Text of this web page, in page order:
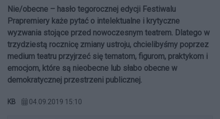
Nie/obecne – hasło tegorocznej edycji Festiwalu
Prapremiery każe pytać o intelektualne i krytyczne
wyzwania stojące przed nowoczesnym teatrem. Dlatego w
trzydziestą rocznicę zmiany ustroju, chcielibyśmy poprzez
medium teatru przyjrzeć się tematom, figurom, praktykom i
emocjom, które są nieobecne lub słabo obecne w
demokratycznej przestrzeni publicznej.
KB 04.09.2019 15:10